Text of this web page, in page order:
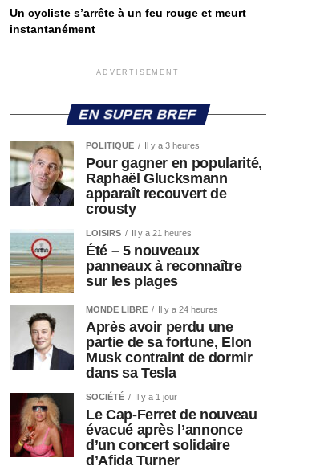
Un cycliste s’arrête à un feu rouge et meurt
instantanément
ADVERTISEMENT
EN SUPER BREF
POLITIQUE Il y a 3 heures
Pour gagner en popularité,
Raphaël Glucksmann
apparaît recouvert de
crousty
LOISIRS Il y a 21 heures
Été – 5 nouveaux
panneaux à reconnaître
sur les plages
MONDE LIBRE Il y a 24 heures
Après avoir perdu une
partie de sa fortune, Elon
Musk contraint de dormir
dans sa Tesla
SOCIÉTÉ Il y a 1 jour
Le Cap-Ferret de nouveau
évacué après l’annonce
d’un concert solidaire
d’Afida Turner